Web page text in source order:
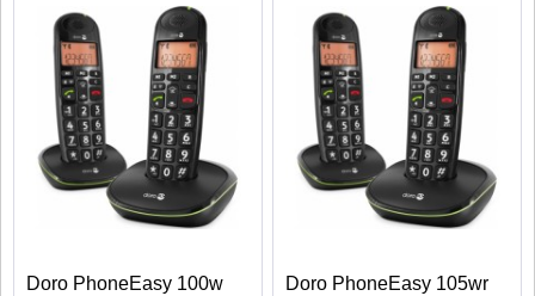
Doro PhoneEasy 100w
Doro PhoneEasy 105wr